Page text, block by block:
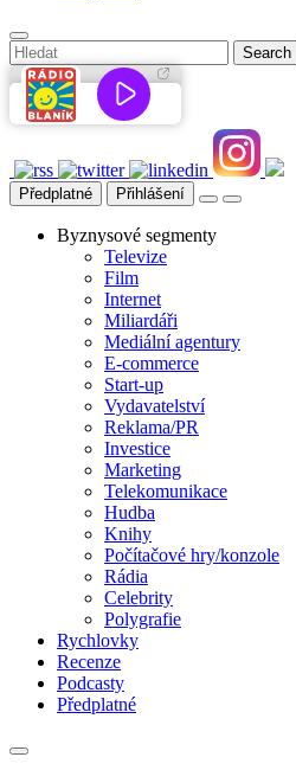
Předplatné Přihlášení
Byznysové segmenty
Televize
Film
Internet
Miliardáři
Mediální agentury
E-commerce
Start-up
Vydavatelství
Reklama/PR
Investice
Marketing
Telekomunikace
Hudba
Knihy
Počítačové hry/konzole
Rádia
Celebrity
Polygrafie
Rychlovky
Recenze
Podcasty
Předplatné